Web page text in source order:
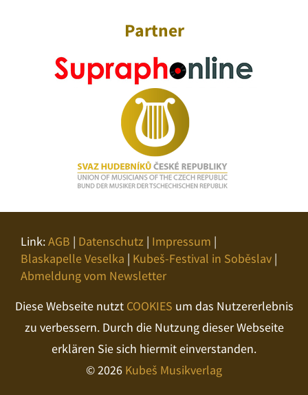
Partner
Link:AGB | Datenschutz | Impressum |
Blaskapelle Veselka | Kubeš-Festival in Soběslav |
Abmeldung vom Newsletter
Diese Webseite nutzt COOKIES um das Nutzererlebnis
zu verbessern. Durch die Nutzung dieser Webseite
erklären Sie sich hiermit einverstanden.
© 2026 Kubeš Musikverlag